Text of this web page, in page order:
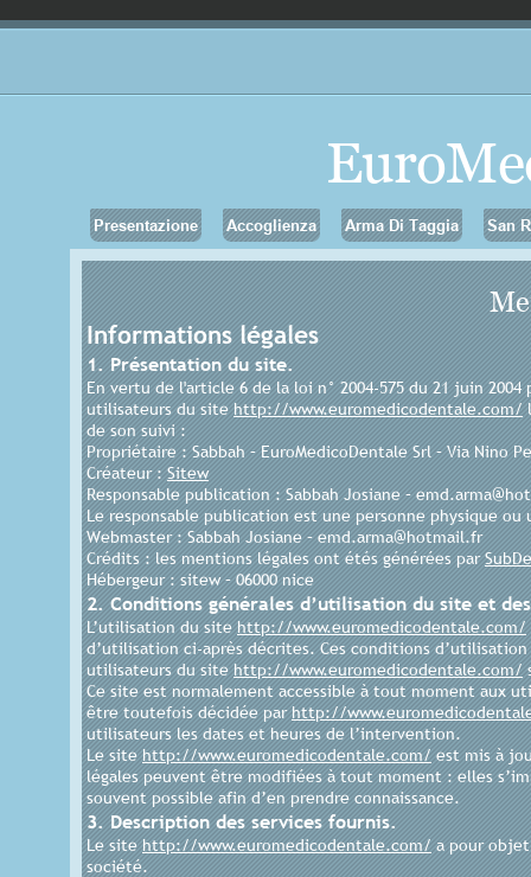
Presentazione Accoglienza Arma Di Taggia San
Informations légales
1. Présentation du site.
En vertu de l'article 6 de la loi n° 2004-575 du 21 juin
utilisateurs du site http://www.euromedicodentale.com/
de son suivi :
Propriétaire : Sabbah – EuroMedicoDentale Srl – Via Nino
Créateur : Sitew
Responsable publication : Sabbah Josiane –
Le responsable publication est une personne physique ou
Webmaster : Sabbah Josiane – emd.arma@hotmail.fr
Crédits : les mentions légales ont étés générées par
Hébergeur : sitew – 06000 nice
2. Conditions générales d’utilisation du site et
L’utilisation du site http://www.euromedicodentale.com/
d’utilisation ci-après décrites. Ces conditions
utilisateurs du site http://www.euromedicodentale.com/
Ce site est normalement accessible à tout moment aux
être toutefois décidée par http://
utilisateurs les dates et heures de l’intervention.
Le site http://www.euromedicodentale.com/ est mis à
légales peuvent être modifiées à tout moment : elles
souvent possible afin d’en prendre connaissance.
3. Description des services fournis.
Le site http://www.euromedicodentale.com/ a pour
société.